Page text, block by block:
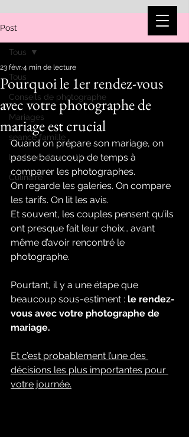
Post
Tous
Conseils de photographe
Mariages
seance famille
Les lieux d'exception
Culinaire
Tous
Pourquoi le 1er rendez-vous
avec votre photographe de
mariage est crucial
23 févr.4 min de lecture
Quand on prépare son mariage, on
passe beaucoup de temps à
comparer les photographes.
On regarde les galeries. On compare
les tarifs. On lit les avis.
Et souvent, les couples pensent qu’ils
ont presque fait leur choix… avant
même d’avoir rencontré le
photographe.
Pourtant, il y a une étape que
beaucoup sous-estiment : le rendez-
vous avec votre photographe de
mariage.
Et c’est probablement l’une des
décisions les plus importantes pour
votre journée.